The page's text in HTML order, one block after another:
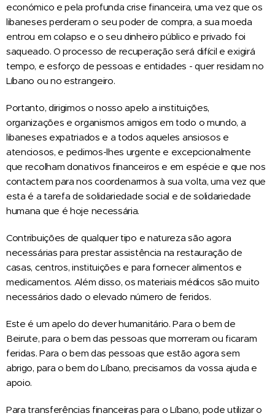
económico e pela profunda crise financeira, uma vez que os
libaneses perderam o seu poder de compra, a sua moeda
entrou em colapso e o seu dinheiro público e privado foi
saqueado. O processo de recuperação será difícil e exigirá
tempo, e esforço de pessoas e entidades - quer residam no
Líbano ou no estrangeiro.
Portanto, dirigimos o nosso apelo a instituições,
organizações e organismos amigos em todo o mundo, a
libaneses expatriados e a todos aqueles ansiosos e
atenciosos, e pedimos-lhes urgente e excepcionalmente
que recolham donativos financeiros e em espécie e que nos
contactem para nos coordenarmos à sua volta, uma vez que
esta é a tarefa de solidariedade social e de solidariedade
humana que é hoje necessária.
Contribuições de qualquer tipo e natureza são agora
necessárias para prestar assistência na restauração de
casas, centros, instituições e para fornecer alimentos e
medicamentos. Além disso, os materiais médicos são muito
necessários dado o elevado número de feridos.
Este é um apelo do dever humanitário. Para o bem de
Beirute, para o bem das pessoas que morreram ou ficaram
feridas. Para o bem das pessoas que estão agora sem
abrigo, para o bem do Líbano, precisamos da vossa ajuda e
apoio.
Para transferências financeiras para o Líbano, pode utilizar o